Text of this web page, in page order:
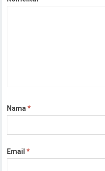
Nama*
Email*